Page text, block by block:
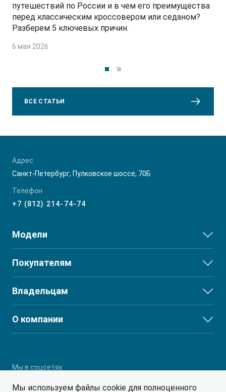
путешествий по России и в чем его преимущества
перед классическим кроссовером или седаном?
Разберем 5 ключевых причин.
6 мая 2026
ВСЕ CТАТЬИ
Адрес
Санкт-Петербург, Пулковское шоссе, 70Б
Телефон
+7 (812) 214-74-74
Модели
JS3
JS6
J7
RF8
Покупателям
Выбор и покупка
Финансы и услуги
Владельцам
Сервис
Поддержка
О компании
Партнеры
Мы в соцсетях
Мы используем файлы cookie для полноценного